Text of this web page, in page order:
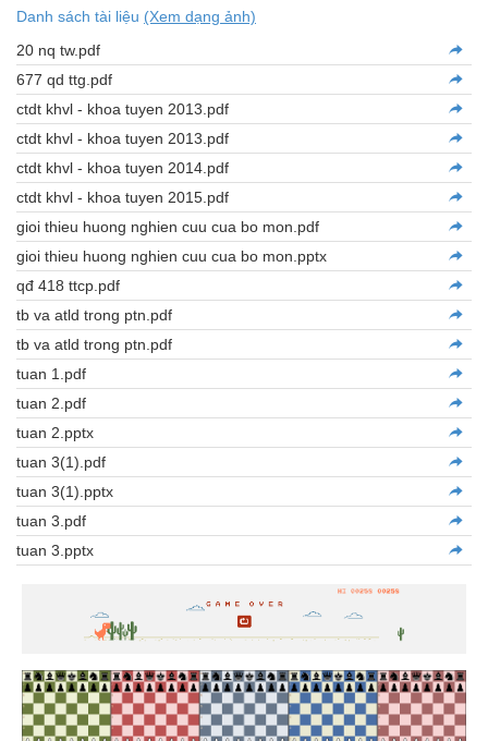
Danh sách tài liệu (Xem dạng ảnh)
20 nq tw.pdf
677 qd ttg.pdf
ctdt khvl - khoa tuyen 2013.pdf
ctdt khvl - khoa tuyen 2013.pdf
ctdt khvl - khoa tuyen 2014.pdf
ctdt khvl - khoa tuyen 2015.pdf
gioi thieu huong nghien cuu cua bo mon.pdf
gioi thieu huong nghien cuu cua bo mon.pptx
qđ 418 ttcp.pdf
tb va atld trong ptn.pdf
tb va atld trong ptn.pdf
tuan 1.pdf
tuan 2.pdf
tuan 2.pptx
tuan 3(1).pdf
tuan 3(1).pptx
tuan 3.pdf
tuan 3.pptx